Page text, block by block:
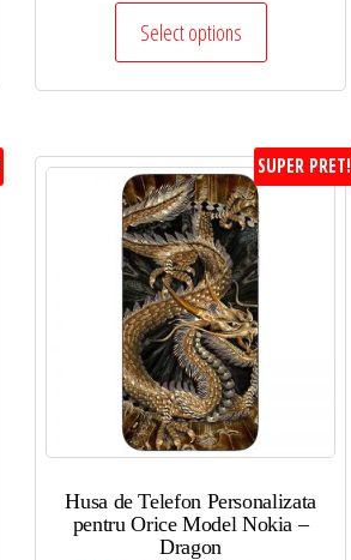
Select options
SUPER PRET!
Husa de Telefon Personalizata
pentru Orice Model Nokia –
Dragon